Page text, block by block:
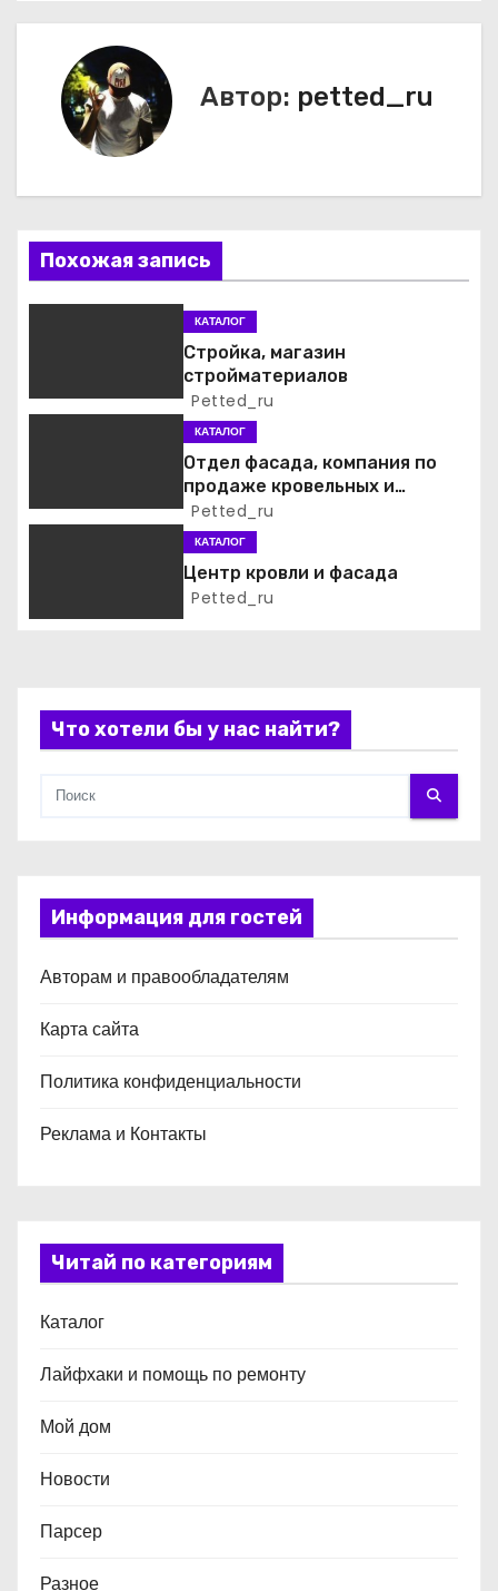
в
ц
и
я
о
п
с
м
Автор: petted_ru
Похожая запись
КАТАЛОГ
Стройка, магазин
стройматериалов
Petted_ru
КАТАЛОГ
Отдел фасада, компания по
продаже кровельных и
фасадных материалов
Petted_ru
КАТАЛОГ
Центр кровли и фасада
Petted_ru
Что хотели бы у нас найти?
Информация для гостей
Авторам и правообладателям
Карта сайта
Политика конфиденциальности
Реклама и Контакты
Читай по категориям
Каталог
Лайфхаки и помощь по ремонту
Мой дом
Новости
Парсер
Разное